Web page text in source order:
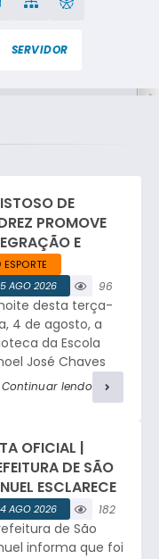
SERVIDOR
DE
PROMOVE
E
ESPORTIVO
MANUEL.
AGO 2026
ESPORTE
96
visualizaç
ões
desta terça-
4 de agosto, a
da Escola
José Chaves
um amistoso
equipe de
Manuel. O
reuniu
em
de alto nível,
a
Continuar lendo
OFICIAL |
DE SÃO
ESCLARECE
DE
NO
AGO 2026
182
visualizaç
ões
de São
informa que foi